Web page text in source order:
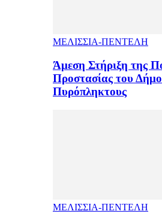
ΜΕΛΙΣΣΙΑ-ΠΕΝΤΕΛΗ
Άμεση Στήριξη της
Προστασίας του
Πυρόπληκτους
ΜΕΛΙΣΣΙΑ-ΠΕΝΤΕΛΗ